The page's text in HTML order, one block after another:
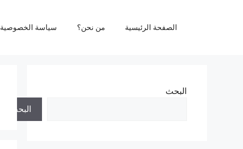
الصفحة الرئيسية من نحن؟ سياسة الخصوصية
البحث
البحث